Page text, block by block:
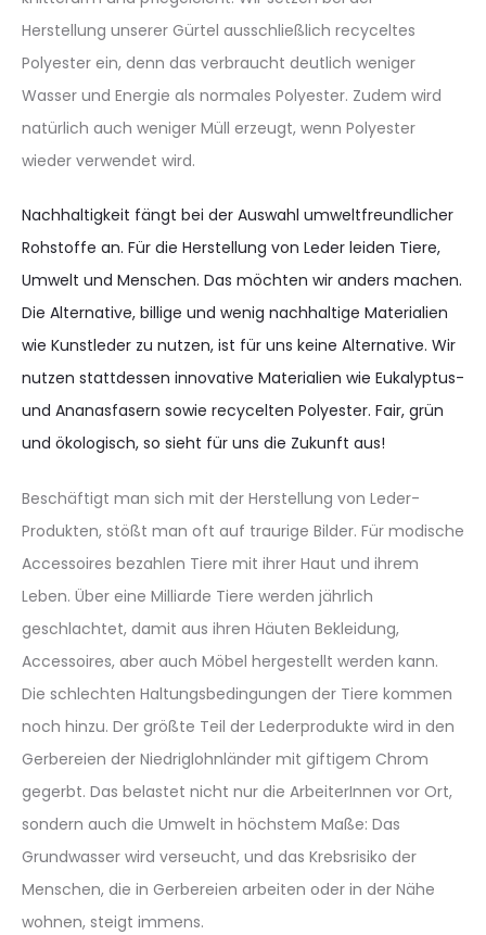
Herstellung unserer Gürtel ausschließlich recyceltes
Polyester ein, denn das verbraucht deutlich weniger
Wasser und Energie als normales Polyester. Zudem wird
natürlich auch weniger Müll erzeugt, wenn Polyester
wieder verwendet wird.
Nachhaltigkeit fängt bei der Auswahl umweltfreundlicher
Rohstoffe an. Für die Herstellung von Leder leiden Tiere,
Umwelt und Menschen. Das möchten wir anders machen.
Die Alternative, billige und wenig nachhaltige Materialien
wie Kunstleder zu nutzen, ist für uns keine Alternative. Wir
nutzen stattdessen innovative Materialien wie Eukalyptus-
und Ananasfasern sowie recycelten Polyester. Fair, grün
und ökologisch, so sieht für uns die Zukunft aus!
Beschäftigt man sich mit der Herstellung von Leder-
Produkten, stößt man oft auf traurige Bilder. Für modische
Accessoires bezahlen Tiere mit ihrer Haut und ihrem
Leben. Über eine Milliarde Tiere werden jährlich
geschlachtet, damit aus ihren Häuten Bekleidung,
Accessoires, aber auch Möbel hergestellt werden kann.
Die schlechten Haltungsbedingungen der Tiere kommen
noch hinzu. Der größte Teil der Lederprodukte wird in den
Gerbereien der Niedriglohnländer mit giftigem Chrom
gegerbt. Das belastet nicht nur die ArbeiterInnen vor Ort,
sondern auch die Umwelt in höchstem Maße: Das
Grundwasser wird verseucht, und das Krebsrisiko der
Menschen, die in Gerbereien arbeiten oder in der Nähe
wohnen, steigt immens.